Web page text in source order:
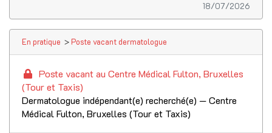
18/07/2026
En pratique > Poste vacant dermatologue
Poste vacant au Centre Médical Fulton, Bruxelles
(Tour et Taxis)
Dermatologue indépendant(e) recherché(e) — Centre
Médical Fulton, Bruxelles (Tour et Taxis)